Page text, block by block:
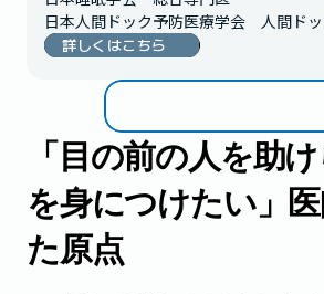
日本人間ドック予防医療学会　人間ド
詳しくはこちら
「目の前の人を助
を身につけたい」
た原点